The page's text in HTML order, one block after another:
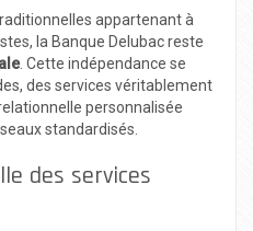
appartenant à
la Banque Delubac reste
. Cette indépendance se
des services véritablement
personnalisée
standardisés.
des services